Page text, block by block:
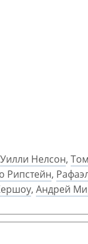
Уилли Нелсон,
Рипстейн,
, Андрей